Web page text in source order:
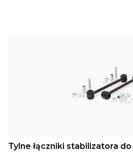
Tylne łączniki stabilizatora